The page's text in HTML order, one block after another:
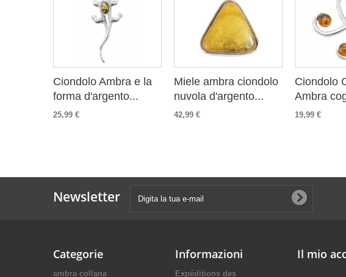
Ciondolo Ambra e la
forma d'argento...
25,99 €
Miele ambra ciondolo
nuvola d'argento...
42,99 €
Ciondolo
Ambra
19,99 €
Newsletter
Categorie
ambra collana
Informazioni
Expéditions des
Il mio